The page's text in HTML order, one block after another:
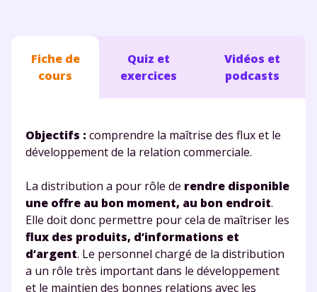
Fiche de
cours
Quiz et
exercices
Vidéos et
podcasts
Objectifs : comprendre la maîtrise des flux et le
développement de la relation commerciale.
La distribution a pour rôle de rendre disponible
une offre au bon moment, au bon endroit.
Elle doit donc permettre pour cela de maîtriser les
flux des produits, d’informations et
d’argent. Le personnel chargé de la distribution
a un rôle très important dans le développement
et le maintien des bonnes relations avec les